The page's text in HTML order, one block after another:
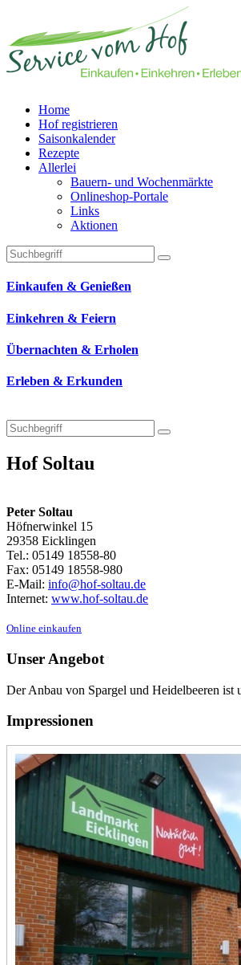
Home
Hof registrieren
Saisonkalender
Rezepte
Allerlei
Bauern- und Wochenmärkte
Onlineshop-Portale
Links
Aktionen
Technisches Feld: Suchfeld
Technisches Feld: Suchbutton
Suche absenden
Einkaufen & Genießen
Einkehren & Feiern
Übernachten & Erholen
Erleben & Erkunden
Hof Soltau
Peter Soltau
Höfnerwinkel 15
29358 Eicklingen
Tel.: 05149 18558-80
Fax: 05149 18558-980
E-Mail: info@hof-soltau.de
Internet: www.hof-soltau.de
Online einkaufen
Unser Angebot
Der Anbau von Spargel und Heidelbeeren
Impressionen